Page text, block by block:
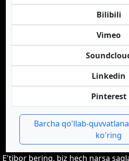
Bilibili
Vimeo
Linkedin
Pinterest
Barcha qo'llab-
ko'ring
E'tibor bering, biz hech narsa